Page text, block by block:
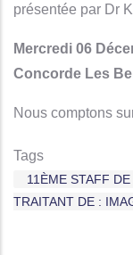
présentée par Dr
Mercredi 06
Concorde Les
Nous comptons
Tags
11ÈME STAFF
TRAITANT DE :